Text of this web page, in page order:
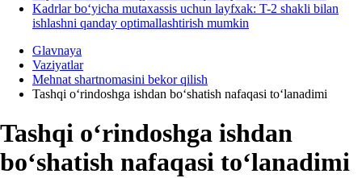
Kadrlar boʻyicha mutaхassis uchun layfхak: T-2 shakli bilan
ishlashni qanday optimallashtirish mumkin
Glavnaya
Vaziyatlar
Mehnat shartnomasini bekor qilish
Tashqi oʻrindoshga ishdan boʻshatish nafaqasi toʻlanadimi
Tashqi oʻrindoshga ishdan
boʻshatish nafaqasi toʻlanadimi